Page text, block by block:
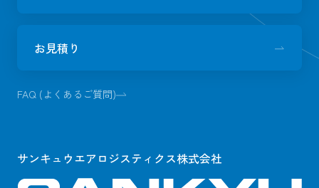
お見積り
FAQ (よくあるご質問)
サンキュウエアロジスティクス株式会社